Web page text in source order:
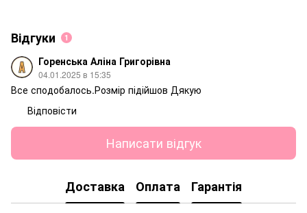
Відгуки 1
Горенська Аліна Григорівна
04.01.2025 в 15:35
Все сподобалось.Розмір підійшов Дякую
Відповісти
Написати відгук
Доставка Оплата Гарантія